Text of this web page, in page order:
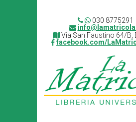
030 8775291
Via San Faustino 64/B,
facebook.com/